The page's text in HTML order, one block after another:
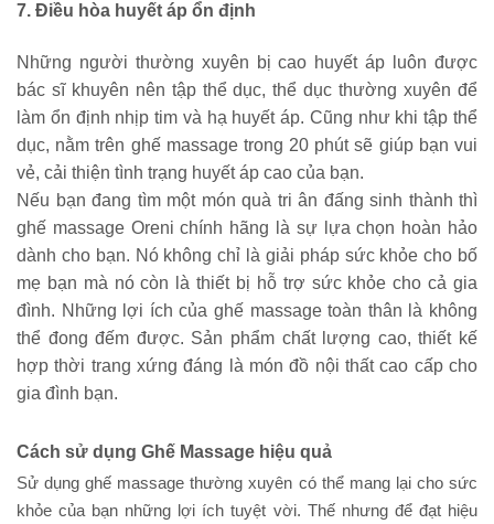
7. Điều hòa huyết áp ổn định
Những người thường xuyên bị cao huyết áp luôn được
bác sĩ khuyên nên tập thể dục, thể dục thường xuyên để
làm ổn định nhịp tim và hạ huyết áp. Cũng như khi tập thể
dục, nằm trên ghế massage trong 20 phút sẽ giúp bạn vui
vẻ, cải thiện tình trạng huyết áp cao của bạn.
ghế massage Oreni chính hãng là sự lựa chọn hoàn hảo
dành cho bạn. Nó không chỉ là giải pháp sức khỏe cho bố
mẹ bạn mà nó còn là thiết bị hỗ trợ sức khỏe cho cả gia
đình. Những lợi ích của ghế massage toàn thân là không
thể đong đếm được. Sản phẩm chất lượng cao, thiết kế
hợp thời trang xứng đáng là món đồ nội thất cao cấp cho
gia đình bạn.
Cách sử dụng Ghế Massage hiệu quả
Sử dụng ghế massage thường xuyên có thể mang lại cho sức
khỏe của bạn những lợi ích tuyệt vời. Thế nhưng để đạt hiệu